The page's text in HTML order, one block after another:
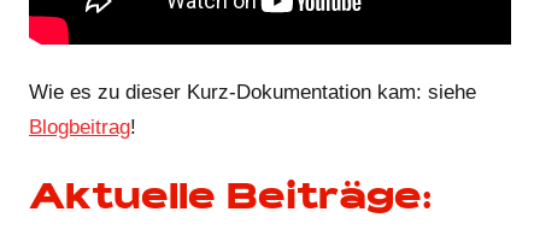
Wie es zu dieser Kurz-Dokumentation kam: siehe
Blogbeitrag!
Aktuelle Beiträge: